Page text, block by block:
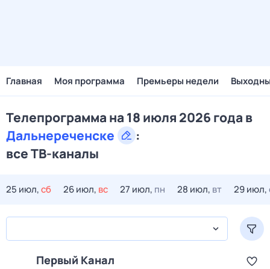
Главная Моя программа Премьеры недели
Телепрограмма на 18 июля 2026 года в
Дальнереченске
:
все ТВ-каналы
25 июл,сб 26 июл, вс 27 июл, пн 28 июл, вт 29 июл,
Первый Канал